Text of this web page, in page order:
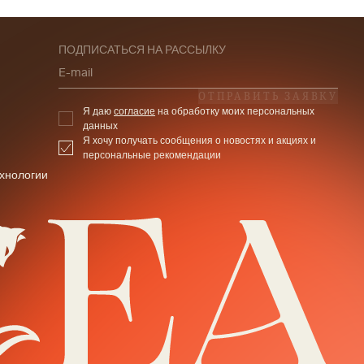
ПОДПИСАТЬСЯ НА РАССЫЛКУ
E-mail
ОТПРАВИТЬ ЗАЯВКУ
Я даю согласие на обработку моих персональных
данных
Я хочу получать сообщения о новостях и акциях и
персональные рекомендации